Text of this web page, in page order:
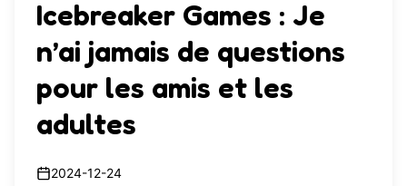
Icebreaker Games : Je
n’ai jamais de questions
pour les amis et les
adultes
2024-12-24